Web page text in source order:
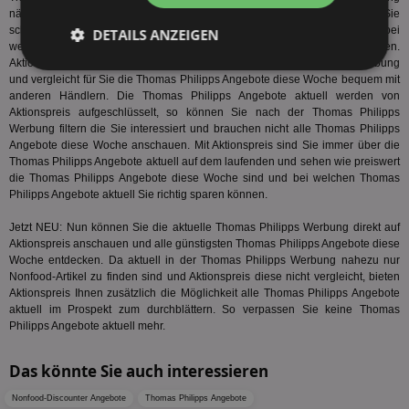
nächste Woche und können diese bequem vergleichen. Nur hier sehen Sie
schnell wie preiswert die Thomas Philipps Werbung wirklich ist und bei
welchen Thomas Philipps Angebote aktuell sie getrost zuschlagen können.
Aktionspreis liefert Ihnen die Preise der aktuellen Thomas Philipps Werbung
und vergleicht für Sie die Thomas Philipps Angebote diese Woche bequem mit
anderen Händlern. Die Thomas Philipps Angebote aktuell werden von
Aktionspreis aufgeschlüsselt, so können Sie nach der Thomas Philipps
Werbung filtern die Sie interessiert und brauchen nicht alle Thomas Philipps
Angebote diese Woche anschauen. Mit Aktionspreis sind Sie immer über die
Thomas Philipps Angebote aktuell auf dem laufenden und sehen wie preiswert
die Thomas Philipps Angebote diese Woche sind und bei welchen Thomas
Philipps Angebote aktuell Sie richtig sparen können.
Jetzt NEU: Nun können Sie die aktuelle Thomas Philipps Werbung direkt auf
Aktionspreis anschauen und alle günstigsten Thomas Philipps Angebote diese
Woche entdecken. Da aktuell in der Thomas Philipps Werbung nahezu nur
Nonfood-Artikel zu finden sind und Aktionspreis diese nicht vergleicht, bieten
Aktionspreis Ihnen zusätzlich die Möglichkeit alle Thomas Philipps Angebote
aktuell im Prospekt zum durchblättern. So verpassen Sie keine Thomas
Philipps Angebote aktuell mehr.
Das könnte Sie auch interessieren
Nonfood-Discounter Angebote Thomas Philipps Angebote
DETAILS ANZEIGEN
Unbedingt
erforderlich
Performance
Targeting Funktionalität
Unklassifizierte